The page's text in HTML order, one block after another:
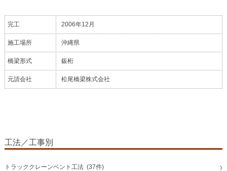
完工 2006年12月
施工場所 沖縄県
橋梁形式 鈑桁
元請会社 松尾橋梁株式会社
工法／工事別
トラッククレーンベント工法 (37件)